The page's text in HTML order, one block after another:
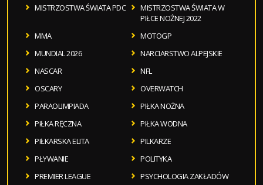
MISTRZOSTWA ŚWIATA PDC
MISTRZOSTWA ŚWIATA W
PIŁCE NOŻNEJ 2022
MMA
MOTOGP
MUNDIAL 2026
NARCIARSTWO ALPEJSKIE
NASCAR
NFL
OSCARY
OVERWATCH
PARAOLIMPIADA
PIŁKA NOŻNA
PIŁKA RĘCZNA
PIŁKA WODNA
PIŁKARSKA ELITA
PILKARZE
PŁYWANIE
POLITYKA
PREMIER LEAGUE
PSYCHOLOGIA ZAKŁADÓW